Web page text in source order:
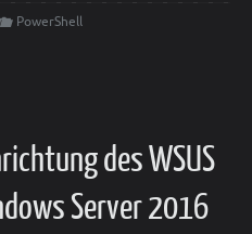
PowerShell
des WSUS
Server 2016